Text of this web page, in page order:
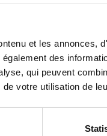
et les annonces,
des
qui peuvent
votre utilisation de